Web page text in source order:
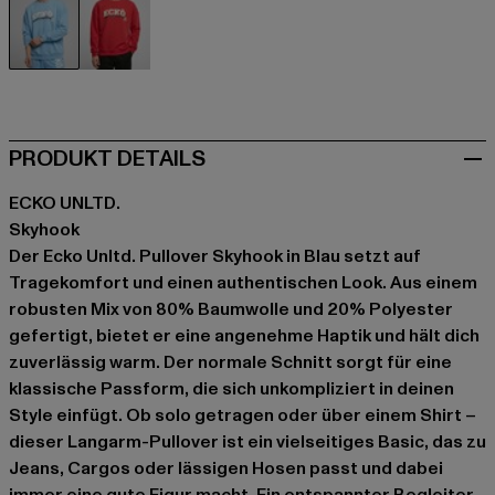
PRODUKT DETAILS
ECKO UNLTD.
Skyhook
Der Ecko Unltd. Pullover Skyhook in Blau setzt auf
Tragekomfort und einen authentischen Look. Aus einem
robusten Mix von 80% Baumwolle und 20% Polyester
gefertigt, bietet er eine angenehme Haptik und hält dich
zuverlässig warm. Der normale Schnitt sorgt für eine
klassische Passform, die sich unkompliziert in deinen
Style einfügt. Ob solo getragen oder über einem Shirt –
dieser Langarm-Pullover ist ein vielseitiges Basic, das zu
Jeans, Cargos oder lässigen Hosen passt und dabei